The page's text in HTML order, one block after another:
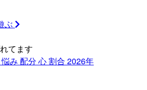
ぶ
てます
悩み 配分 心割合 2026年